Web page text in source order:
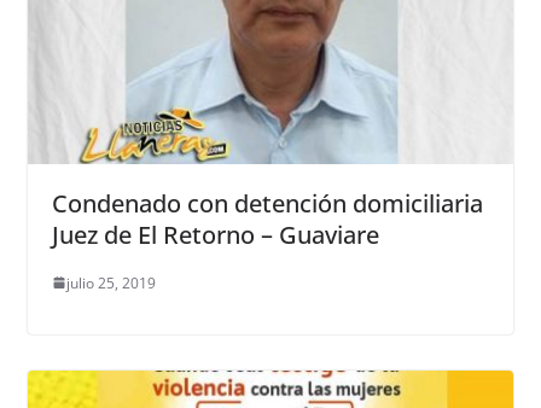
Condenado con detención domiciliaria
Juez de El Retorno – Guaviare
julio 25, 2019